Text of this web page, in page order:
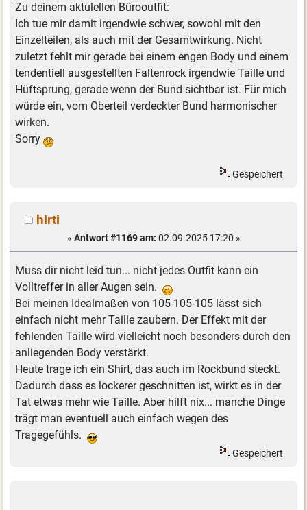
Zu deinem aktulellen Bürooutfit:
Ich tue mir damit irgendwie schwer, sowohl mit den
Einzelteilen, als auch mit der Gesamtwirkung. Nicht
zuletzt fehlt mir gerade bei einem engen Body und einem
tendentiell ausgestellten Faltenrock irgendwie Taille und
Hüftsprung, gerade wenn der Bund sichtbar ist. Für mich
würde ein, vom Oberteil verdeckter Bund harmonischer
wirken.
Sorry
Gespeichert
hirti
« Antwort #1169 am: 02.09.2025 17:20 »
Muss dir nicht leid tun... nicht jedes Outfit kann ein
Volltreffer in aller Augen sein.
Bei meinen Idealmaßen von 105-105-105 lässt sich
einfach nicht mehr Taille zaubern. Der Effekt mit der
fehlenden Taille wird vielleicht noch besonders durch den
anliegenden Body verstärkt.
Heute trage ich ein Shirt, das auch im Rockbund steckt.
Dadurch dass es lockerer geschnitten ist, wirkt es in der
Tat etwas mehr wie Taille. Aber hilft nix... manche Dinge
trägt man eventuell auch einfach wegen des
Tragegefühls.
Gespeichert